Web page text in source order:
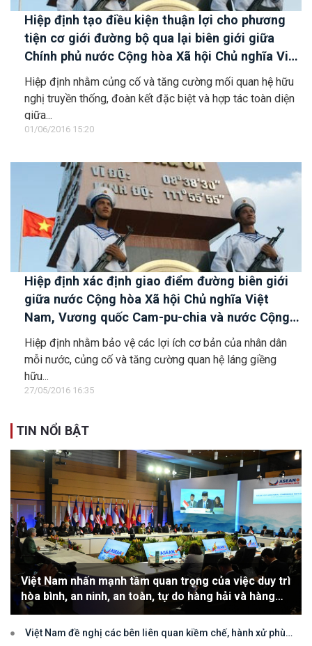
Hiệp định tạo điều kiện thuận lợi cho phương
tiện cơ giới đường bộ qua lại biên giới giữa
Chính phủ nước Cộng hòa Xã hội Chủ nghĩa Việt
Nam và Chính phủ nước Cộng hòa Dân chủ
Nhân dân Lào
Hiệp định nhằm củng cố và tăng cường mối quan hệ hữu
nghị truyền thống, đoàn kết đặc biệt và hợp tác toàn diện
giữa...
01/06/2016 15:20
Hiệp định xác định giao điểm đường biên giới
giữa nước Cộng hòa Xã hội Chủ nghĩa Việt
Nam, Vương quốc Cam-pu-chia và nước Cộng
hòa Dân chủ Nhân dân Lào
Hiệp định nhằm bảo vệ các lợi ích cơ bản của nhân dân
mỗi nước, củng cố và tăng cường quan hệ láng giềng
hữu...
27/05/2016 16:35
TIN NỔI BẬT
Việt Nam nhấn mạnh tầm quan trọng của việc duy trì
hòa bình, an ninh, an toàn, tự do hàng hải và hàng
không
Việt Nam đề nghị các bên liên quan kiềm chế, hành xử phù